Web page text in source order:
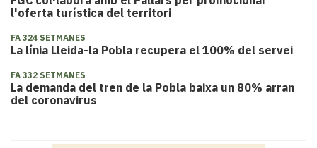
l'oferta turística del territori
FA 324 SETMANES
La línia Lleida-la Pobla recupera el 100% del servei
FA 332 SETMANES
La demanda del tren de la Pobla baixa un 80% arran
del coronavirus